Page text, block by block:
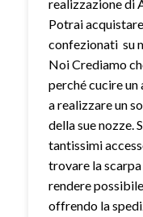
realizzazione di
Potrai
confezionati su
Noi Crediamo
perché cucire
a realizzare un
della sue nozze.
tantissimi
trovare la
rendere
offrendo la